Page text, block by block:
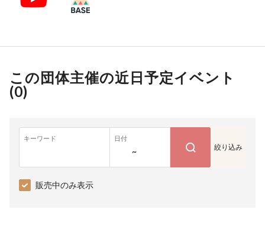
この団体主催の近日予定イベント
(0)
キーワード 日付
~ 絞り込み
販売中のみ表示